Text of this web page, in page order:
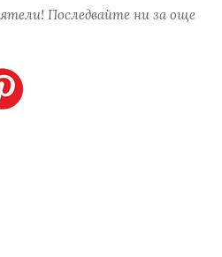
Последвайте ни за още